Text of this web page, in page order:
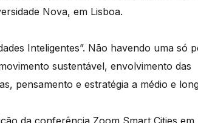
Nova, em Lisboa.
Inteligentes”. Não havendo uma só
sustentável, envolvimento das
pensamento e estratégia a médio e
da conferência Zoom Smart Cities em